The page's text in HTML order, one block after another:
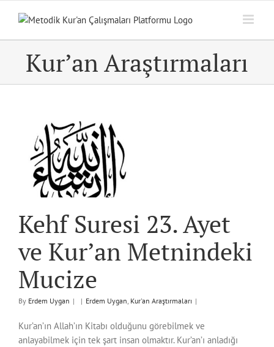
Kur’an Araştırmaları
Kehf Suresi 23. Ayet
ve Kur’an Metnindeki
Mucize
By Erdem Uygan | | Erdem Uygan, Kur'an Araştırmaları |
Kur’an’ın Allah’ın Kitabı olduğunu görebilmek ve
anlayabilmek için tek şart insan olmaktır. Kur’an’ı anladığı